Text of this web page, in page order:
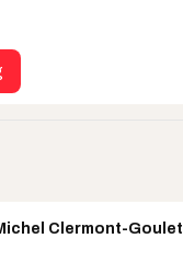
Clermont-Goulet